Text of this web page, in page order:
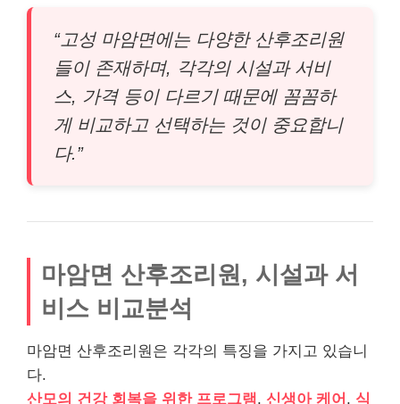
“고성 마암면에는 다양한 산후조리원
들이 존재하며, 각각의 시설과 서비
스, 가격 등이 다르기 때문에 꼼꼼하
게 비교하고 선택하는 것이 중요합니
다.”
마암면 산후조리원, 시설과 서
비스 비교분석
마암면 산후조리원은 각각의 특징을 가지고 있습니
다.
산모의 건강 회복을 위한 프로그램 , 신생아 케어 , 식